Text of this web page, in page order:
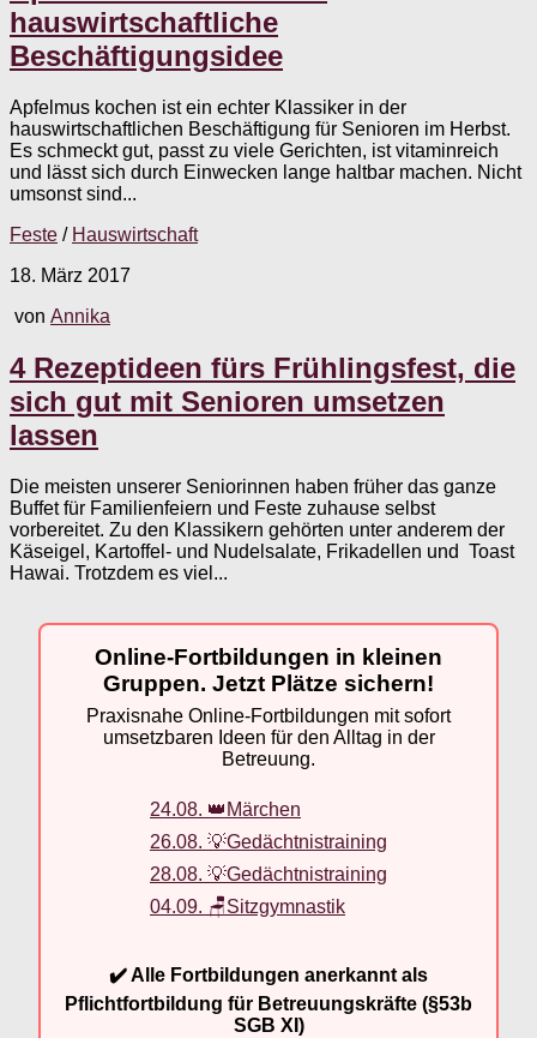
hauswirtschaftliche
Beschäftigungsidee
Apfelmus kochen ist ein echter Klassiker in der
hauswirtschaftlichen Beschäftigung für Senioren im Herbst.
Es schmeckt gut, passt zu viele Gerichten, ist vitaminreich
und lässt sich durch Einwecken lange haltbar machen. Nicht
umsonst sind...
Feste / Hauswirtschaft
18. März 2017
von Annika
4 Rezeptideen fürs Frühlingsfest, die
sich gut mit Senioren umsetzen
lassen
Die meisten unserer Seniorinnen haben früher das ganze
Buffet für Familienfeiern und Feste zuhause selbst
vorbereitet. Zu den Klassikern gehörten unter anderem der
Käseigel, Kartoffel- und Nudelsalate, Frikadellen und Toast
Hawai. Trotzdem es viel...
Online-Fortbildungen in kleinen
Gruppen. Jetzt Plätze sichern!
Praxisnahe Online-Fortbildungen mit sofort
umsetzbaren Ideen für den Alltag in der
Betreuung.
24.08. 👑Märchen
26.08. 💡Gedächtnistraining
28.08. 💡Gedächtnistraining
04.09. 🪑Sitzgymnastik
✔️ Alle Fortbildungen anerkannt als
Pflichtfortbildung für Betreuungskräfte (§53b
SGB XI)